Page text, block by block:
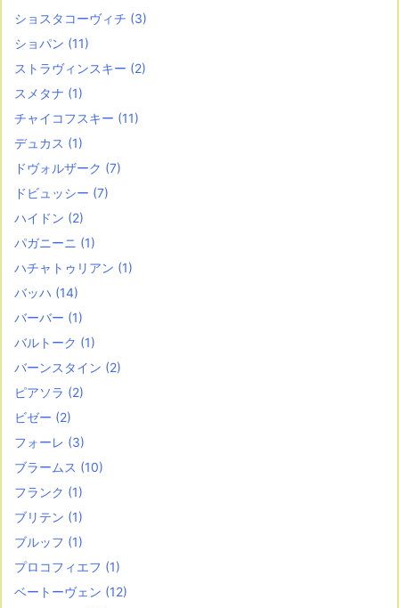
ショスタコーヴィチ (3)
ショパン (11)
ストラヴィンスキー (2)
スメタナ (1)
チャイコフスキー (11)
デュカス (1)
ドヴォルザーク (7)
ドビュッシー (7)
ハイドン (2)
パガニーニ (1)
ハチャトゥリアン (1)
バッハ (14)
バーバー (1)
バルトーク (1)
バーンスタイン (2)
ピアソラ (2)
ビゼー (2)
フォーレ (3)
ブラームス (10)
フランク (1)
ブリテン (1)
ブルッフ (1)
プロコフィエフ (1)
ベートーヴェン (12)